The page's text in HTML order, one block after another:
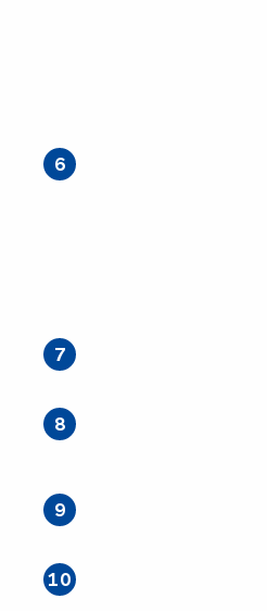
6
7
8
9
10